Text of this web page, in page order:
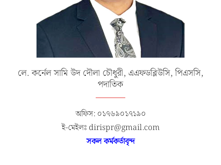
লে. কর্নেল সামি উদ দৌলা চৌধুরী, এএফডব্লিউসি, পিএসসি,
পদাতিক
অফিস: ০১৭৬৯০১৭১৯০
ই-মেইলঃ dirispr@gmail.com
সকল কর্মকর্তাবৃন্দ